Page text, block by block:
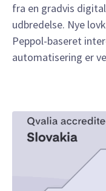
fra en gradvis
udbredelse. Nye
Peppol-baseret
automatisering er